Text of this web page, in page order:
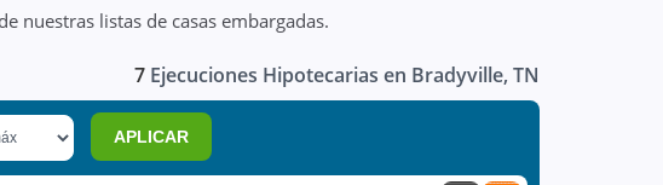
nuestras listas de casas embargadas.
7 Ejecuciones Hipotecarias en Bradyville, TN
APLICAR